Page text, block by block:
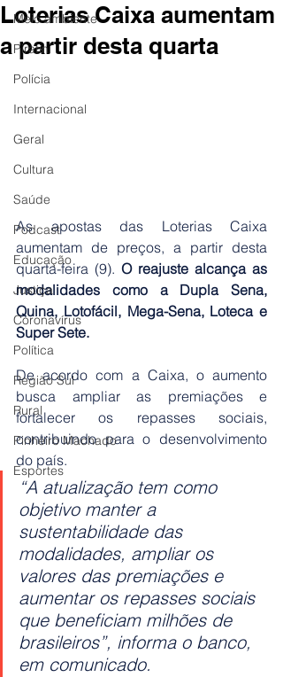
Meio ambiente
Piratini
Polícia
Internacional
Geral
Cultura
Saúde
Podcast
Educação
Justiça
Coronavírus
Política
Região Sul
Rural
Pinheiro Machado
Esportes
Loterias Caixa aumentam
a partir desta quarta
As apostas das Loterias Caixa
aumentam de preços, a partir desta
quarta-feira (9). O reajuste alcança as
modalidades como a Dupla Sena,
Quina, Lotofácil, Mega-Sena, Loteca e
Super Sete.
De acordo com a Caixa, o aumento
busca ampliar as premiações e
fortalecer os repasses sociais,
contribuindo para o desenvolvimento
do país.
“A atualização tem como
objetivo manter a
sustentabilidade das
modalidades, ampliar os
valores das premiações e
aumentar os repasses sociais
que beneficiam milhões de
brasileiros”, informa o banco,
em comunicado.